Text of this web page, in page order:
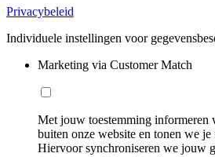
Privacybeleid
Individuele instellingen voor
Marketing via Customer Match
Met jouw toestemming informeren
buiten onze website en tonen we je
Hiervoor synchroniseren we jouw